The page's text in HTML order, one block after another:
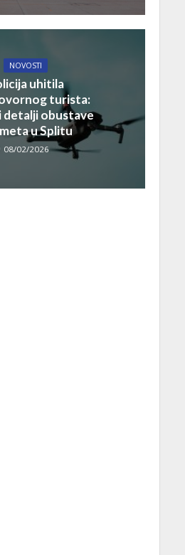
NOVOSTI
uhitila
turista:
detalji obustave
u Splitu
08/02/2026